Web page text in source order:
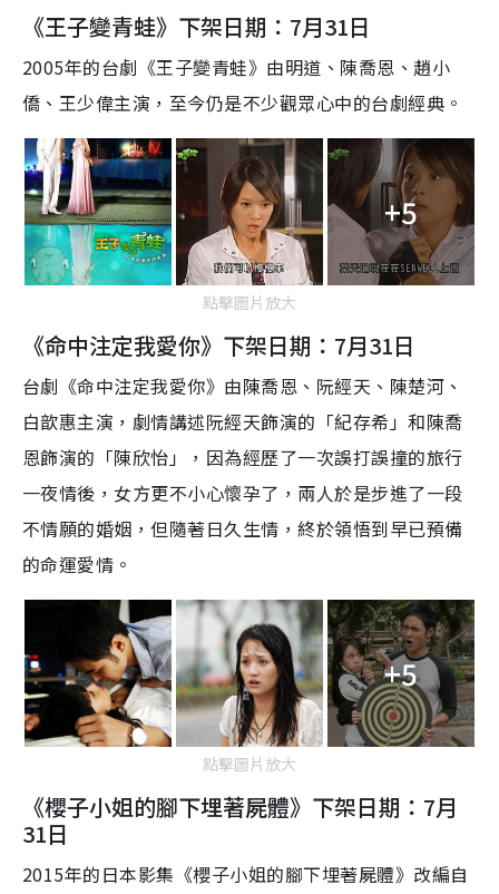
《王子變青蛙》下架日期：7月31日
2005年的台劇《王子變青蛙》由明道、陳喬恩、趙小
僑、王少偉主演，至今仍是不少觀眾心中的台劇經典。
+5
點擊圖片放大
《命中注定我愛你》下架日期：7月31日
台劇《命中注定我愛你》由陳喬恩、阮經天、陳楚河、
白歆惠主演，劇情講述阮經天飾演的「紀存希」和陳喬
恩飾演的「陳欣怡」，因為經歷了一次誤打誤撞的旅行
一夜情後，女方更不小心懷孕了，兩人於是步進了一段
不情願的婚姻，但隨著日久生情，終於領悟到早已預備
的命運愛情。
+5
點擊圖片放大
《櫻子小姐的腳下埋著屍體》下架日期：7月
31日
2015年的日本影集《櫻子小姐的腳下埋著屍體》改編自